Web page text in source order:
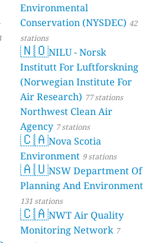
Environmental
Conservation (NYSDEC) 42
stations
🇳🇴NILU - Norsk
Institutt For Luftforskning
(Norwegian Institute For
Air Research) 77 stations
Northwest Clean Air
Agency 7 stations
🇨🇦Nova Scotia
Environment 9 stations
🇦🇺NSW Department Of
Planning And Environment
131 stations
🇨🇦NWT Air Quality
Monitoring Network 7